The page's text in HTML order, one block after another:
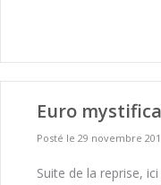
Euro
Posté le 29 novembre
Suite de la reprise,